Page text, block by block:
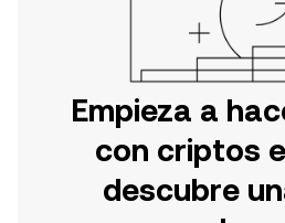
Empieza a
con criptos
descubre